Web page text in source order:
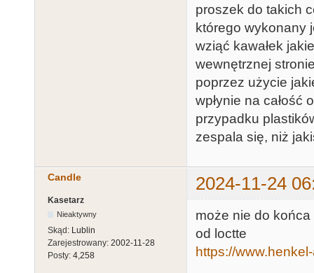
proszek do takich
którego wykonany
wziąć kawałek
wewnętrznej
poprzez użycie
wpłynie na całość
przypadku
zespala się, niż
Candle 2024-11-24
Kasetarz
Nieaktywny
Skąd: Lublin
Zarejestrowany: 2002-11-28
Posty: 4,258
może nie do
od loctte
https://